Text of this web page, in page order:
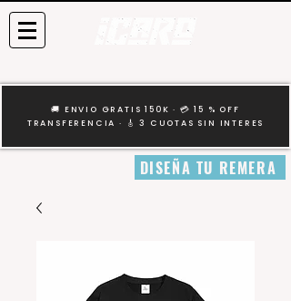
🚚 ENVIO GRATIS 150K · 💳 15 % OFF
TRANSFERENCIA · 🎸 3 CUOTAS SIN INTERES
DISEÑA TU REMERA